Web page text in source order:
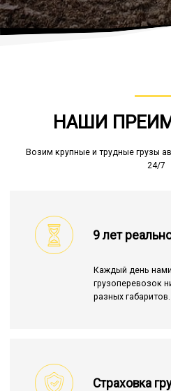
НАШИ
Возим крупные и трудные грузы
24/7
9 лет
Каждый день
грузоперевозок
разных габаритов.
Страховка